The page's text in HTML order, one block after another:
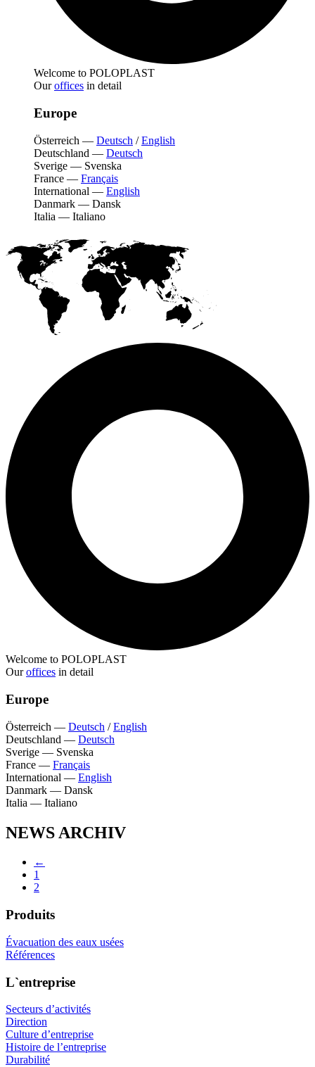
Welcome to POLOPLAST
Ouroffices in detail
Europe
Österreich — Deutsch /English
Deutschland — Deutsch
Sverige — Svenska
France — Français
International — English
Danmark — Dansk
Italia — Italiano
Welcome to POLOPLAST
Ouroffices in detail
Europe
Österreich — Deutsch /English
Deutschland — Deutsch
Sverige — Svenska
France — Français
International — English
Danmark — Dansk
Italia — Italiano
NEWS ARCHIV
←
1
2
Produits
Évacuation des eaux usées
Références
L`entreprise
Secteurs d’activités
Direction
Culture d’entreprise
Histoire de l’entreprise
Durabilité